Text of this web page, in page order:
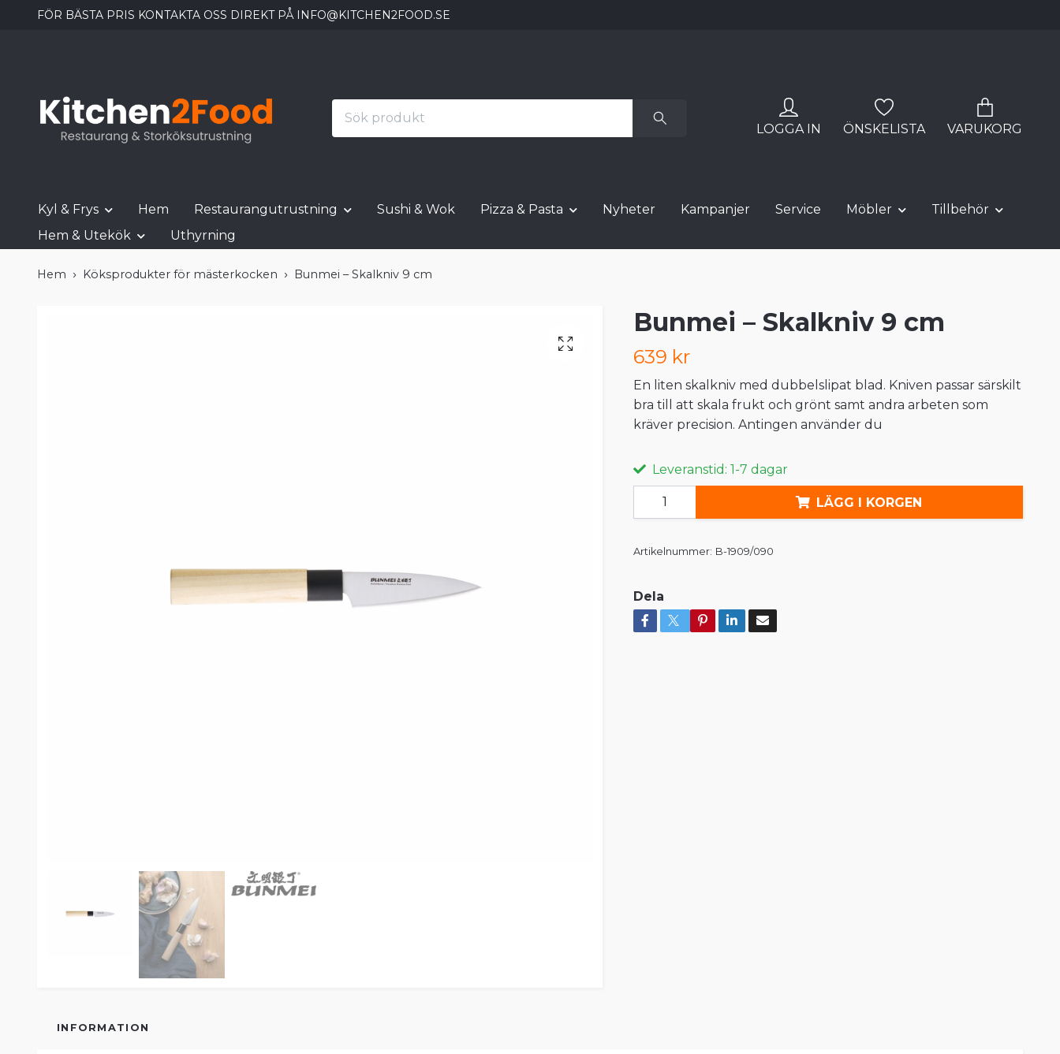
FÖR BÄSTA PRIS KONTAKTA OSS DIREKT PÅ INFO@KITCHEN2FOOD.SE
LOGGA IN ÖNSKELISTA VARUKORG
Kyl & Frys Hem Restaurangutrustning Sushi & Wok Pizza & Pasta Nyheter Kampanjer Service Möbler
Tillbehör
Hem & Utekök
Uthyrning
Hem Köksprodukter för mästerkocken Bunmei – Skalkniv 9 cm
Bunmei – Skalkniv 9 cm
639 kr
En liten skalkniv med dubbelslipat blad. Kniven passar särskilt
bra till att skala frukt och grönt samt andra arbeten som
kräver precision. Antingen använder du
Leveranstid: 1-7 dagar
LÄGG I KORGEN
Artikelnummer: B-1909/090
Dela
INFORMATION